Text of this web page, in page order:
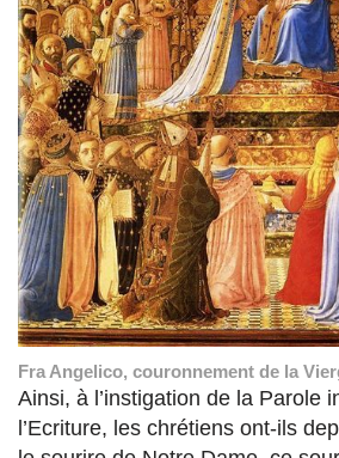
Fra Angelico, couronnement de la
Ainsi, à l’instigation de la Parole
l’Ecriture, les chrétiens ont-ils